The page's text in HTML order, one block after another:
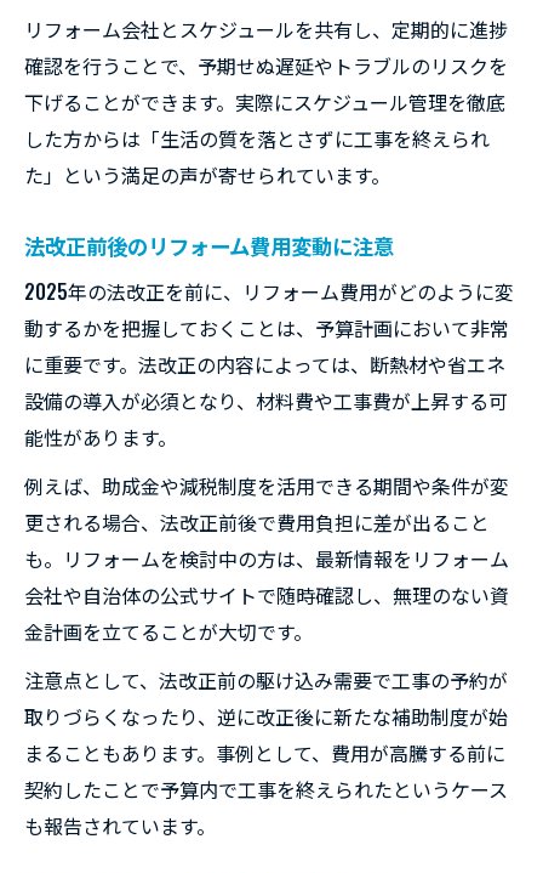
リフォーム会社とスケジュールを共有し、定期的に進捗
確認を行うことで、予期せぬ遅延やトラブルのリスクを
下げることができます。実際にスケジュール管理を徹底
した方からは「生活の質を落とさずに工事を終えられ
た」という満足の声が寄せられています。
法改正前後のリフォーム費用変動に注意
2025年の法改正を前に、リフォーム費用がどのように変
動するかを把握しておくことは、予算計画において非常
に重要です。法改正の内容によっては、断熱材や省エネ
設備の導入が必須となり、材料費や工事費が上昇する可
能性があります。
例えば、助成金や減税制度を活用できる期間や条件が変
更される場合、法改正前後で費用負担に差が出ること
も。リフォームを検討中の方は、最新情報をリフォーム
会社や自治体の公式サイトで随時確認し、無理のない資
金計画を立てることが大切です。
注意点として、法改正前の駆け込み需要で工事の予約が
取りづらくなったり、逆に改正後に新たな補助制度が始
まることもあります。事例として、費用が高騰する前に
契約したことで予算内で工事を終えられたというケース
も報告されています。